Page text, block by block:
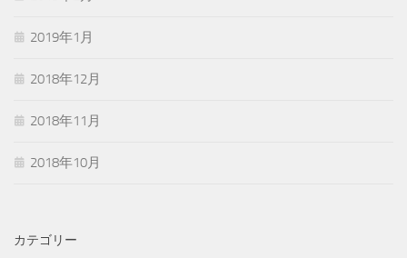
2019年1月
2018年12月
2018年11月
2018年10月
カテゴリー